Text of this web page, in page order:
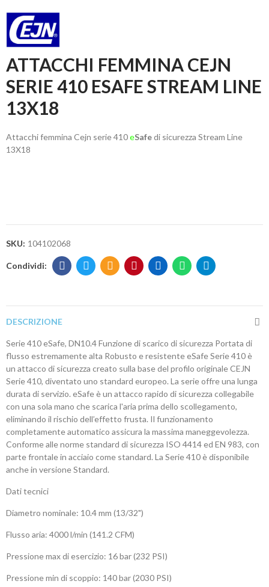
ATTACCHI FEMMINA CEJN
SERIE 410 ESAFE STREAM LINE
13X18
Attacchi femmina Cejn serie 410eSafedi sicurezza Stream Line
13X18
SKU: 104102068
DESCRIZIONE
Serie 410 eSafe, DN10.4 Funzione di scarico di sicurezza Portata di
flusso estremamente alta Robusto e resistente eSafe Serie 410 è
un attacco di sicurezza creato sulla base del profilo originale CEJN
Serie 410, diventato uno standard europeo. La serie offre una lunga
durata di servizio. eSafe è un attacco rapido di sicurezza collegabile
con una sola mano che scarica l'aria prima dello scollegamento,
eliminando il rischio dell’effetto frusta. Il funzionamento
completamente automatico assicura la massima maneggevolezza.
Conforme alle norme standard di sicurezza ISO 4414 ed EN 983, con
parte frontale in acciaio come standard. La Serie 410 è disponibile
anche in versione Standard.
Dati tecnici
Diametro nominale: 10.4 mm (13/32")
Flusso aria: 4000 l/min (141.2 CFM)
Pressione max di esercizio: 16 bar (232 PSI)
Pressione min di scoppio: 140 bar (2030 PSI)